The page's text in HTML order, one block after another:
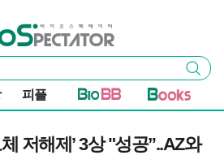
스펙테이터
검색
피플
저해제’ 3상 "성공”..AZ와